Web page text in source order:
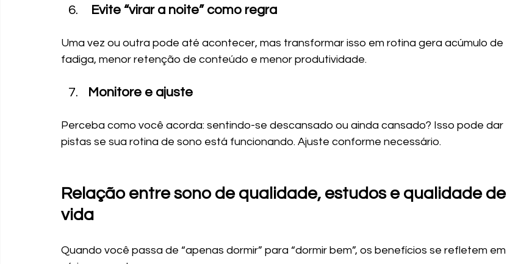
Evite “virar a noite” como regra
Uma vez ou outra pode até acontecer, mas transformar isso em rotina gera acúmulo de
fadiga, menor retenção de conteúdo e menor produtividade.
Monitore e ajuste
Perceba como você acorda: sentindo-se descansado ou ainda cansado? Isso pode dar
pistas se sua rotina de sono está funcionando. Ajuste conforme necessário.
Relação entre sono de qualidade, estudos e qualidade de
vida
Quando você passa de “apenas dormir” para “dormir bem”, os benefícios se refletem em